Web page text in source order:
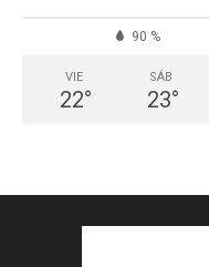
90 %
VIE
22°
SÁB
23°